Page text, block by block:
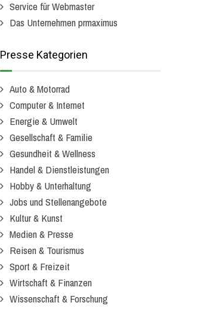
Service für Webmaster
Das Unternehmen prmaximus
Presse Kategorien
Auto & Motorrad
Computer & Internet
Energie & Umwelt
Gesellschaft & Familie
Gesundheit & Wellness
Handel & Dienstleistungen
Hobby & Unterhaltung
Jobs und Stellenangebote
Kultur & Kunst
Medien & Presse
Reisen & Tourismus
Sport & Freizeit
Wirtschaft & Finanzen
Wissenschaft & Forschung